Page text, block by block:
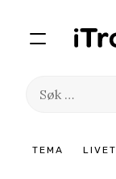
TEMA LIVET
Søk